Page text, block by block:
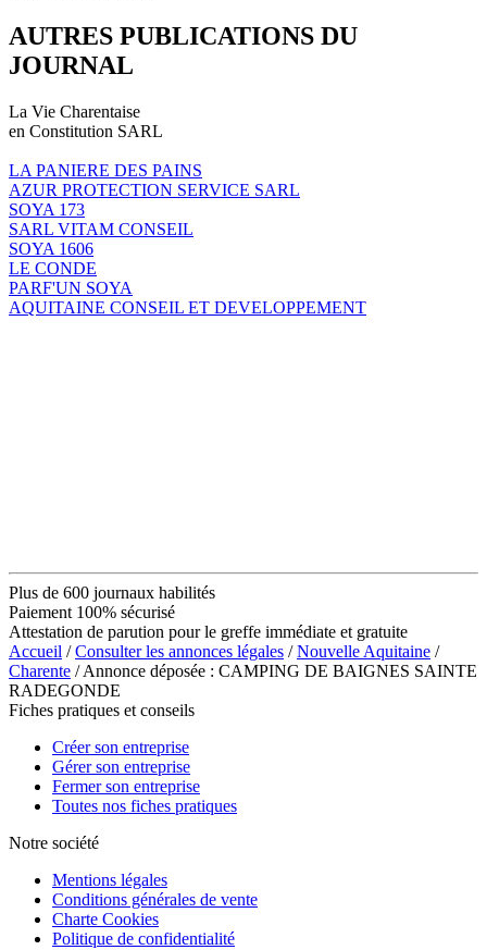
AUTRES PUBLICATIONS DU
JOURNAL
La Vie Charentaise
en Constitution SARL
LA PANIERE DES PAINS
AZUR PROTECTION SERVICE SARL
SOYA 173
SARL VITAM CONSEIL
SOYA 1606
LE CONDE
PARF'UN SOYA
AQUITAINE CONSEIL ET DEVELOPPEMENT
Plus de 600 journaux habilités
Paiement 100% sécurisé
Attestation de parution pour le greffe immédiate et gratuite
Accueil /Consulter les annonces légales /Nouvelle Aquitaine /
Charente / Annonce déposée : CAMPING DE BAIGNES SAINTE
RADEGONDE
Fiches pratiques et conseils
Créer son entreprise
Gérer son entreprise
Fermer son entreprise
Toutes nos fiches pratiques
Notre société
Mentions légales
Conditions générales de vente
Charte Cookies
Politique de confidentialité